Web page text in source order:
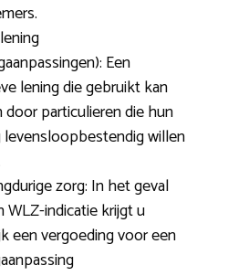
Een
lening die gebruikt kan
door particulieren die hun
willen
zorg: In het geval
WLZ-indicatie krijgt u
een vergoeding voor een